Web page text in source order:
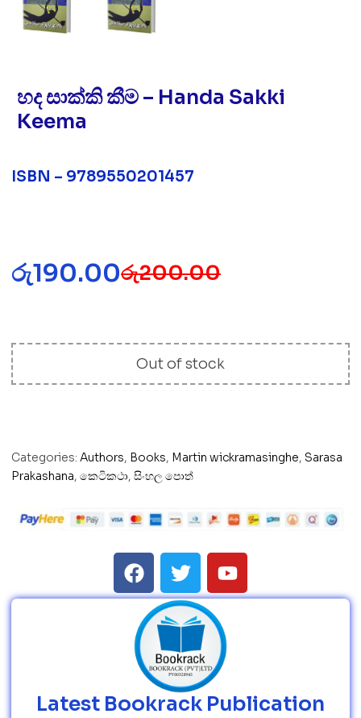
හද සාක්කි කීම – Handa Sakki
Keema
ISBN – 9789550201457
රු200.00
රු190.00
Out of stock
Categories: Authors, Books, Martin wickramasinghe, Sarasa
Prakashana, කෙටිකථා, සිංහල පොත්
Latest Bookrack Publication